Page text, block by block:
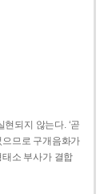
되지 않는다. ‘곧
으므로 구개음화가
태소 부사가 결합